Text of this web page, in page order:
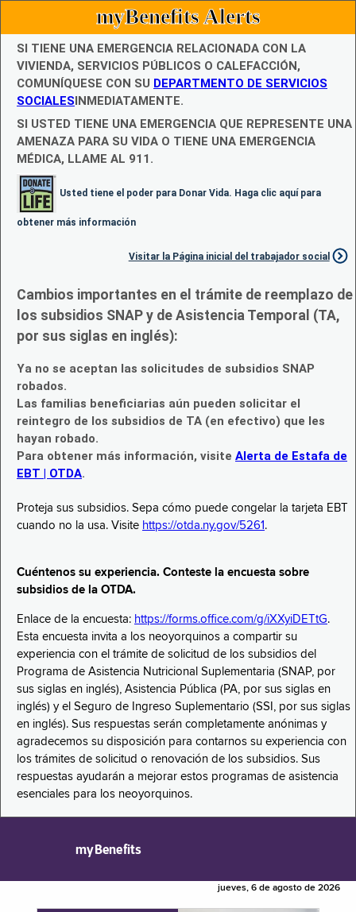
myBenefits Alerts
SI TIENE UNA EMERGENCIA RELACIONADA CON LA
VIVIENDA, SERVICIOS PÚBLICOS O CALEFACCIÓN,
COMUNÍQUESE CON SU DEPARTMENTO DE SERVICIOS
SOCIALESINMEDIATAMENTE.
SI USTED TIENE UNA EMERGENCIA QUE REPRESENTE UNA
AMENAZA PARA SU VIDA O TIENE UNA EMERGENCIA
MÉDICA, LLAME AL 911.
Usted tiene el poder para Donar Vida. Haga clic aquí para
obtener más información
Visitar la Página inicial del trabajador social
Cambios importantes en el trámite de reemplazo de
los subsidios SNAP y de Asistencia Temporal (TA,
por sus siglas en inglés):
Ya no se aceptan las solicitudes de subsidios SNAP
robados.
Las familias beneficiarias aún pueden solicitar el
reintegro de los subsidios de TA (en efectivo) que les
hayan robado.
Para obtener más información, visite Alerta de Estafa de
EBT | OTDA.
Proteja sus subsidios. Sepa cómo puede congelar la tarjeta EBT
cuando no la usa. Visite https://otda.ny.gov/5261 .
Cuéntenos su experiencia. Conteste la encuesta sobre
subsidios de la OTDA.
Enlace de la encuesta: https://forms.office.com/g/iXXyiDETtG.
Esta encuesta invita a los neoyorquinos a compartir su
experiencia con el trámite de solicitud de los subsidios del
Programa de Asistencia Nutricional Suplementaria (SNAP, por
sus siglas en inglés), Asistencia Pública (PA, por sus siglas en
inglés) y el Seguro de Ingreso Suplementario (SSI, por sus siglas
en inglés). Sus respuestas serán completamente anónimas y
agradecemos su disposición para contarnos su experiencia con
los trámites de solicitud o renovación de los subsidios. Sus
respuestas ayudarán a mejorar estos programas de asistencia
esenciales para los neoyorquinos.
myBenefits
jueves, 6 de agosto de 2026